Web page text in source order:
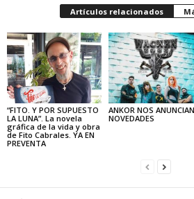
Artículos relacionados
“FITO. Y POR SUPUESTO
LA LUNA”. La novela
gráfica de la vida y obra
de Fito Cabrales. YA EN
PREVENTA
ANKOR NOS ANUNCIAN
NOVEDADES